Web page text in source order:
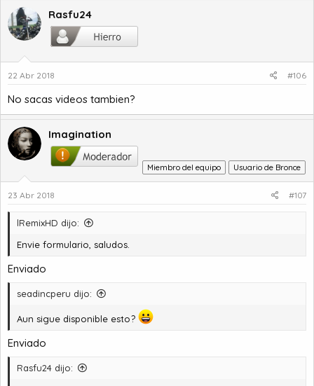
Rasfu24
22 Abr 2018 #106
No sacas videos tambien?
Imagination
Miembro del equipo Usuario de Bronce
23 Abr 2018 #107
lRemixHD dijo:
Envie formulario, saludos.
Enviado
seadincperu dijo:
Aun sigue disponible esto?
Enviado
Rasfu24 dijo: